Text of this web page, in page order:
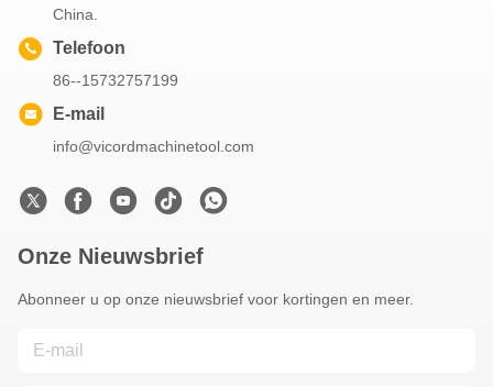
China.
Telefoon
86--15732757199
E-mail
info@vicordmachinetool.com
Onze Nieuwsbrief
Abonneer u op onze nieuwsbrief voor kortingen en meer.